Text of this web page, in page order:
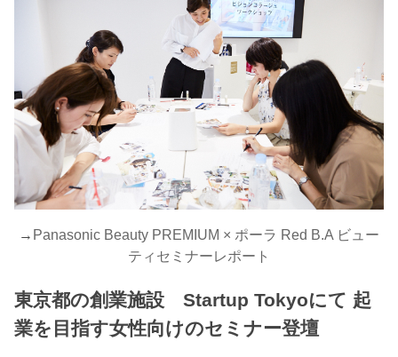
→ Panasonic Beauty PREMIUM × ポーラ Red B.A ビュー
ティセミナーレポート
東京都の創業施設 Startup Tokyoにて 起
業を目指す女性向けのセミナー登壇